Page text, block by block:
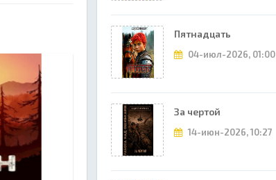
Пятнадцать
04-июл-2026, 01:00
За чертой
14-июн-2026, 10:27